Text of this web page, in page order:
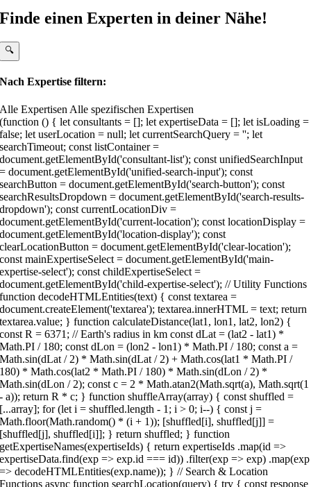
Finde einen Experten in deiner Nähe!
🔍
Nach Expertise filtern:
Alle Expertisen Alle spezifischen Expertisen
(function () { let consultants = []; let expertiseData = []; let isLoading = false; let userLocation = null; let currentSearchQuery = ''; let searchTimeout; const listContainer = document.getElementById('consultant-list'); const unifiedSearchInput = document.getElementById('unified-search-input'); const searchButton = document.getElementById('search-button'); const searchResultsDropdown = document.getElementById('search-results-dropdown'); const currentLocationDiv = document.getElementById('current-location'); const locationDisplay = document.getElementById('location-display'); const clearLocationButton = document.getElementById('clear-location'); const mainExpertiseSelect = document.getElementById('main-expertise-select'); const childExpertiseSelect = document.getElementById('child-expertise-select'); // Utility Functions function decodeHTMLEntities(text) { const textarea = document.createElement('textarea'); textarea.innerHTML = text; return textarea.value; } function calculateDistance(lat1, lon1, lat2, lon2) { const R = 6371; // Earth's radius in km const dLat = (lat2 - lat1) * Math.PI / 180; const dLon = (lon2 - lon1) * Math.PI / 180; const a = Math.sin(dLat / 2) * Math.sin(dLat / 2) + Math.cos(lat1 * Math.PI / 180) * Math.cos(lat2 * Math.PI / 180) * Math.sin(dLon / 2) * Math.sin(dLon / 2); const c = 2 * Math.atan2(Math.sqrt(a), Math.sqrt(1 - a)); return R * c; } function shuffleArray(array) { const shuffled = [...array]; for (let i = shuffled.length - 1; i > 0; i--) { const j = Math.floor(Math.random() * (i + 1)); [shuffled[i], shuffled[j]] = [shuffled[j], shuffled[i]]; } return shuffled; } function getExpertiseNames(expertiseIds) { return expertiseIds .map(id => expertiseData.find(exp => exp.id === id)) .filter(exp => exp) .map(exp => decodeHTMLEntities(exp.name)); } // Search & Location Functions async function searchLocation(query) { try { const response = await fetch(`https://nominatim.openstreetmap.org/search?format=json&q=${encodeURIComponent(query)}&countrycodes=de&limit=10`); const data = await response.json(); const cityTypes = ['city', 'town', 'village', 'municipality', 'administrative']; return data.filter(location => { return cityTypes.includes(location.type) || cityTypes.includes(location.class) || (location.addresstype && ['city', 'town', 'village', 'municipality'].includes(location.addresstype)); }).slice(0, 5); } catch (error) { console.error('Error searching location:', error); return []; } } async function performUnifiedSearch(query) { if (!query || query.length { return c.name.toLowerCase().includes(query.toLowerCase()) || c.city.toLowerCase().includes(query.toLowerCase()) || c.address.toLowerCase().includes(query.toLowerCase()); }).slice(0, 3); consultantMatches.forEach(c => { results.push({ type: 'consultant', data: c, name: c.name, details: `${c.city}${c.address ? ', ' + c.address : ''}` }); }); if (query.length >= 3) { try { const locations = await searchLocation(query); locations.slice(0, 3).forEach(location => { const parts = location.display_name.split(','); const cityName = parts[0] + (parts[1] ? ', ' + parts[1].trim() : ''); results.push({ type: 'location', data: location, name: cityName, details: location.display_name }); }); } catch (error) { console.error('Error searching locations:', error); } } renderSearchResults(results); } function renderSearchResults(results) { searchResultsDropdown.innerHTML = ''; if (results.length === 0) { searchResultsDropdown.style.display = 'none'; return; } results.forEach(result => { const item = document.createElement('div'); item.className = 'search-result-item'; if (result.type === 'consultant') { // Create image element for consultant const imgElement = document.createElement('img'); imgElement.src = result.data.image; imgElement.alt = result.data.name; imgElement.style.width = '40px'; imgElement.style.height = '40px'; imgElement.style.borderRadius = '4px'; imgElement.style.objectFit = 'cover'; imgElement.style.flexShrink = '0'; imgElement.onerror = function () { this.src = `https://via.placeholder.com/40x40/1d4b73/ffffff?text=${encodeURIComponent(result.data.name.charAt(0))}`; }; item.appendChild(imgElement); } else { // Keep location icon for locations const typeTag = document.createElement('div'); typeTag.className = `search-result-type ${result.type}`; typeTag.textContent = '📍'; item.appendChild(typeTag); } const content = document.createElement('div'); content.className = 'search-result-content'; const name = document.createElement('div'); name.className = 'search-result-name'; name.textContent = result.name; const details = document.createElement('div'); details.className = 'search-result-details'; details.textContent = result.details; content.appendChild(name); content.appendChild(details); item.appendChild(content); item.onclick = () => selectSearchResult(result); searchResultsDropdown.appendChild(item); }); searchResultsDropdown.style.display = 'block'; } function selectSearchResult(result) { if (result.type === 'consultant') { currentSearchQuery = result.name; unifiedSearchInput.value = result.name; searchResultsDropdown.style.display = 'none'; renderList(result.name); } else if (result.type === 'location') { selectLocation(result.data); unifiedSearchInput.value = ''; searchResultsDropdown.style.display = 'none'; } } function selectLocation(location) { userLocation = { lat: parseFloat(location.lat), lng: parseFloat(location.lon), display_name: location.display_name }; const parts = location.display_name.split(','); const cityName = parts[0] + (parts[1] ? ', ' + parts[1].trim() : ''); locationDisplay.textContent = cityName; currentLocationDiv.style.display = 'flex'; currentSearchQuery = ''; updateDistances(); } function clearLocation() { userLocation = null; currentLocationDiv.style.display = 'none'; consultants.forEach(c => c.distance = null); renderList(currentSearchQuery); } // Data & Rendering Functions async function fetchConsultants() { if (isLoading) return; isLoading = true; showLoading(); try { const response = await fetch('https://bsc-gmbh.com/wp-json/wp/v2/berater?per_page=100'); if (!response.ok) throw new Error(`HTTP error! status: ${response.status}`); const data = await response.json(); consultants = data.map(c => ({ name: c.title.rendered, image: c.yoast_head_json?.og_image?.[0]?.url || `https://via.placeholder.com/150x150/1d4b73/ffffff?text=${encodeURIComponent(c.title.rendered.charAt(0))}`, link: c.link, id: c.id, address: c.acf?.['berater-anschrift'] || '', city: c.acf?.['berater-ort'] || '', subtitle: c.acf?.['experte_fuer'] || 'BSC | Die Finanzberater', latitude: c.acf?.openstreetmap?.lat || null, longitude: c.acf?.openstreetmap?.lng || null, expertise: (c.expertise || []).map(id => parseInt(id)).filter(id => !isNaN(id)), distance: null })); // Randomize the order of consultants on initial load consultants = shuffleArray(consultants); renderList(); } catch (error) { console.error('Fehler beim Laden der Berater:', error); showError('Fehler beim Laden der Berater. Bitte versuchen Sie es später erneut.');